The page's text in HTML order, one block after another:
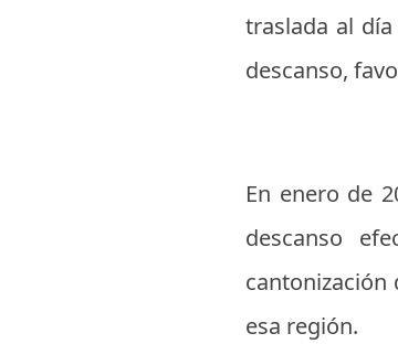
traslada al
descanso,
En enero de
descanso
cantonización
esa región.